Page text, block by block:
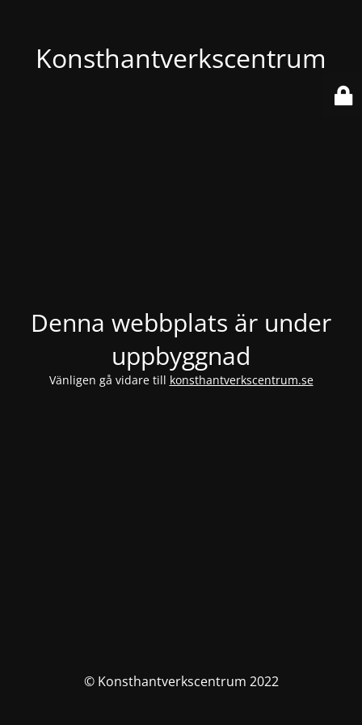
Konsthantverkscentrum
Denna webbplats är under
uppbyggnad
Vänligen gå vidare till konsthantverkscentrum.se
© Konsthantverkscentrum 2022